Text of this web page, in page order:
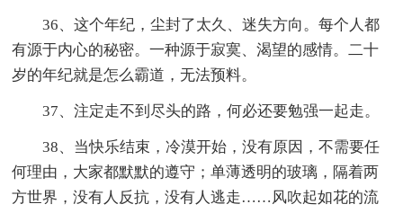
36、这个年纪，尘封了太久、迷失方向。每个人都
有源于内心的秘密。一种源于寂寞、渴望的感情。二十
岁的年纪就是怎么霸道，无法预料。
37、注定走不到尽头的路，何必还要勉强一起走。
38、当快乐结束，冷漠开始，没有原因，不需要任
何理由，大家都默默的遵守；单薄透明的玻璃，隔着两
方世界，没有人反抗，没有人逃走……风吹起如花的流